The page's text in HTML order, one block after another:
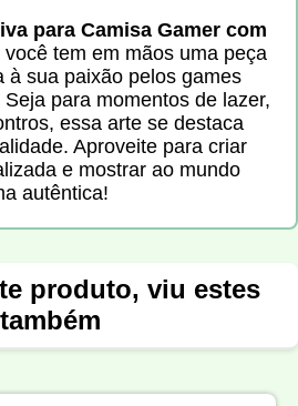
para Camisa Gamer com
você tem em mãos uma peça
à sua paixão pelos games
para momentos de lazer,
essa arte se destaca
Aproveite para criar
e mostrar ao mundo
autêntica!
produto, viu estes
também